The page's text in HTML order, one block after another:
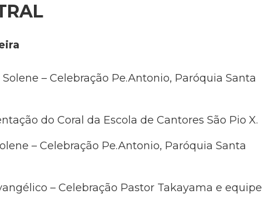
Solene – Celebração Pe.Antonio, Paróquia Santa
do Coral da Escola de Cantores São Pio X.
– Celebração Pe.Antonio, Paróquia Santa
– Celebração Pastor Takayama e equipe